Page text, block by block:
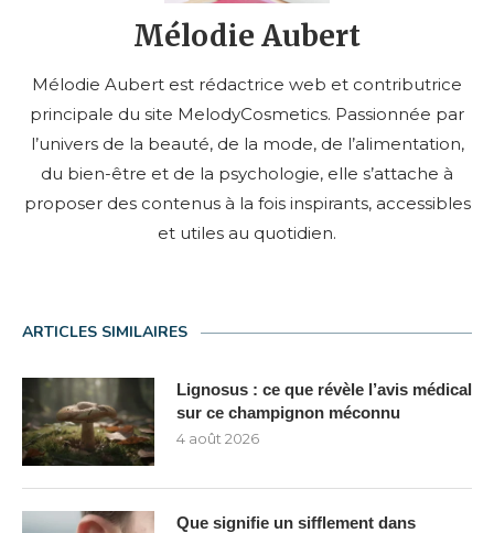
Mélodie Aubert
Mélodie Aubert est rédactrice web et contributrice
principale du site MelodyCosmetics. Passionnée par
l’univers de la beauté, de la mode, de l’alimentation,
du bien-être et de la psychologie, elle s’attache à
proposer des contenus à la fois inspirants, accessibles
et utiles au quotidien.
ARTICLES SIMILAIRES
Lignosus : ce que révèle l’avis médical
sur ce champignon méconnu
4 août 2026
Que signifie un sifflement dans